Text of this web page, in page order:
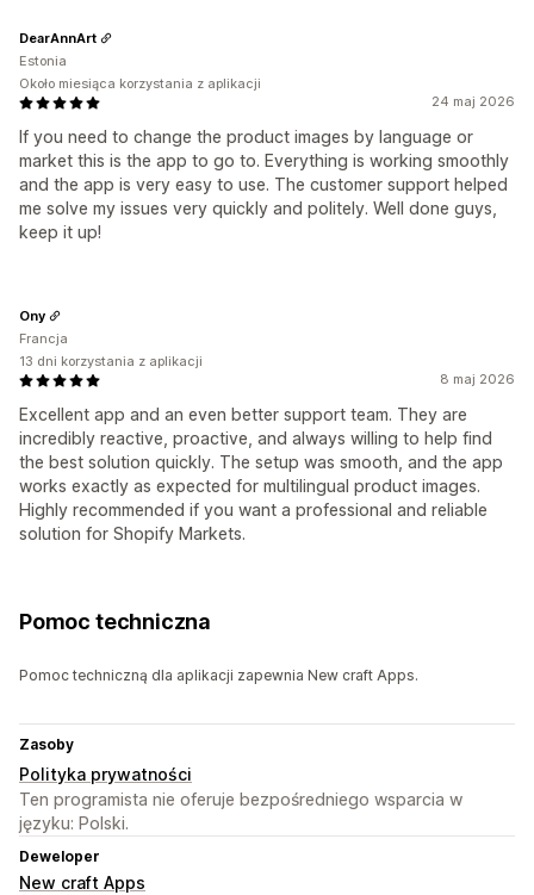
24 maj 2026
If you need to change the product images by language or
market this is the app to go to. Everything is working smoothly
and the app is very easy to use. The customer support helped
me solve my issues very quickly and politely. Well done guys,
keep it up!
DearAnnArt
Estonia
Około miesiąca korzystania z aplikacji
8 maj 2026
Excellent app and an even better support team. They are
incredibly reactive, proactive, and always willing to help find
the best solution quickly. The setup was smooth, and the app
works exactly as expected for multilingual product images.
Highly recommended if you want a professional and reliable
solution for Shopify Markets.
Ony
Francja
13 dni korzystania z aplikacji
Pomoc techniczna
Pomoc techniczną dla aplikacji zapewnia New craft Apps.
Zasoby
Polityka prywatności
Ten programista nie oferuje bezpośredniego wsparcia w
języku: Polski.
Deweloper
New craft Apps